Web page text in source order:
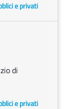
e privati
di
e privati